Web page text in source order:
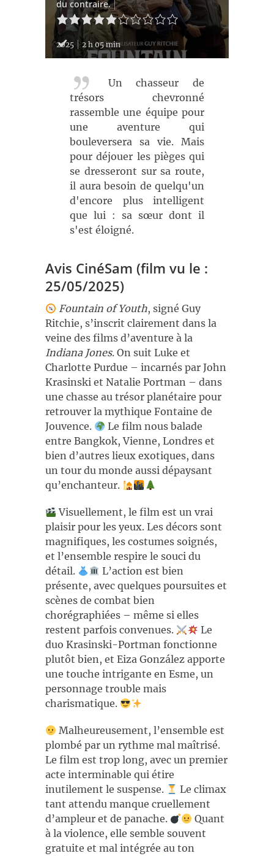
du contraire.
2025 2 h 05 min
Un chasseur de
trésors chevronné
rassemble une équipe pour
une aventure qui
bouleversera sa vie. Mais
pour déjouer les pièges qui
se dresseront sur sa route,
il aura besoin de quelqu'un
d'encore plus intelligent
que lui : sa sœur dont il
s'est éloigné.
Avis CinéSam (film vu le :
25/05/2025)
Fountain of Youth, signé Guy
Ritchie, s’inscrit clairement dans la
veine des films d’aventure à la
Indiana Jones. On suit Luke et
Charlotte Purdue – incarnés par John
Krasinski et Natalie Portman – dans
une chasse au trésor planétaire pour
retrouver la mythique Fontaine de
Jouvence.
Le film nous balade
entre Bangkok, Vienne, Londres et
bien d’autres lieux exotiques, dans
un tour du monde aussi dépaysant
qu’enchanteur.
Visuellement, le film est un vrai
plaisir pour les yeux. Les décors sont
magnifiques, les costumes soignés,
et l’ensemble respire le souci du
détail.
L’action est bien
présente, avec quelques poursuites et
scènes de combat bien
chorégraphiées – même si elles
restent parfois convenues.
Le
duo Krasinski-Portman fonctionne
plutôt bien, et Eiza González apporte
une touche intrigante en Esme, un
personnage trouble mais
charismatique.
Malheureusement, l’ensemble est
plombé par un rythme mal maîtrisé.
Le film est trop long, avec un premier
acte interminable qui étire
inutilement le suspense.
Le climax
tant attendu manque cruellement
d’ampleur et de panache.
Quant
à la violence, elle semble souvent
gratuite et mal intégrée au ton